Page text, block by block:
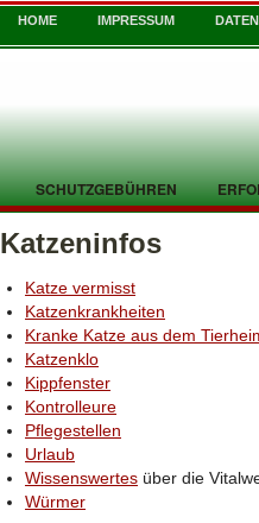
HOME IMPRESSUM
SCHUTZGEBÜHREN
Katzeninfos
Katze vermisst
Katzenkrankheiten
Kranke Katze aus dem
Katzenklo
Kippfenster
Kontrolleure
Pflegestellen
Urlaub
Wissenswertes über die
Würmer